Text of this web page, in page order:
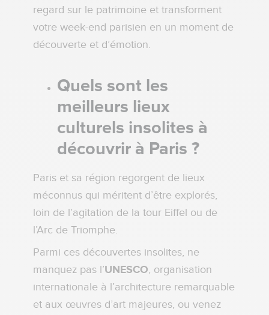
regard sur le patrimoine et transforment
votre week-end parisien en un moment de
découverte et d’émotion.
Quels sont les
meilleurs lieux
culturels insolites à
découvrir à Paris ?
Paris et sa région regorgent de lieux
méconnus qui méritent d’être explorés,
loin de l’agitation de la tour Eiffel ou de
l’Arc de Triomphe.
Parmi ces découvertes insolites, ne
manquez pas l’UNESCO, organisation
internationale à l’architecture remarquable
et aux œuvres d’art majeures, ou venez